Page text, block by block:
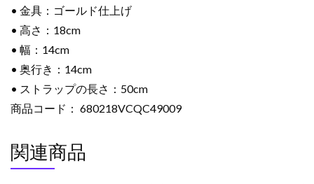
• 金具：ゴールド仕上げ
• 高さ：18cm
• 幅：14cm
• 奥行き：14cm
• ストラップの長さ：50cm
商品コード： 680218VCQC49009
関連商品